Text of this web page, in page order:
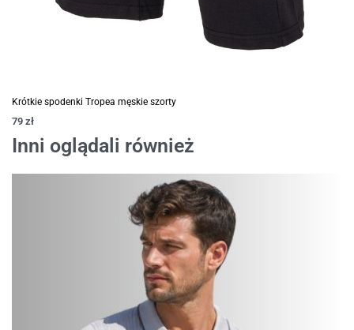
Krótkie spodenki Tropea męskie szorty
79 zł
Inni oglądali również